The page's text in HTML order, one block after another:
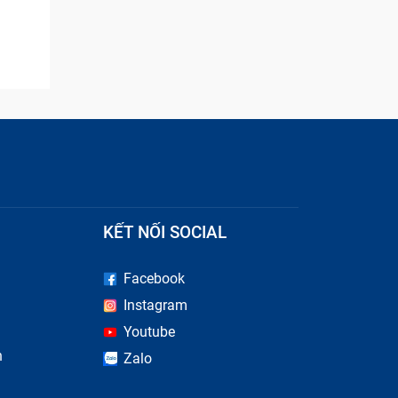
KẾT NỐI SOCIAL
Facebook
Instagram
Youtube
Zalo